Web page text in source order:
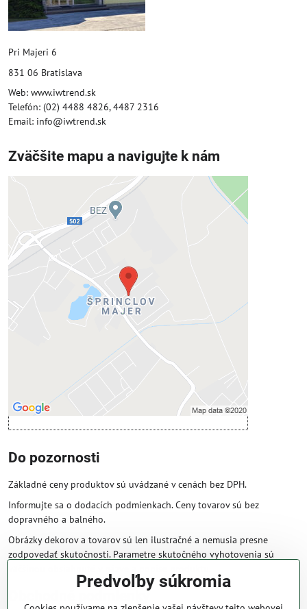
Pri Majeri 6
831 06 Bratislava
Web: www.iwtrend.sk
Telefón: (02) 4488 4826, 4487 2316
Email: info@iwtrend.sk
Zväčšite mapu a navigujte k nám
Externý obsah je blokovaný
Prajete si načítať externý obsah?
Povoliť tentokrát
Povoliť a zapamätať - súhlas s druhom
cookie: Funkčné
Otvoriť obsah v novom okne
Do pozornosti
Základné ceny produktov sú uvádzané v cenách bez DPH.
Informujte sa o dodacích podmienkach. Ceny tovarov sú bez
dopravného a balného.
Obrázky dekorov a tovarov sú len ilustračné a nemusia presne
zodpovedať skutočnosti. Parametre skutočného vyhotovenia sú
Obchodné podmienky
Predvoľby súkromia